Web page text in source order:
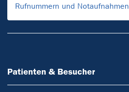
Rufnummern und Notaufnahmen
Patienten & Besucher